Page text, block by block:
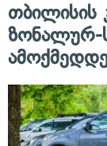
თბილისის
ზონალურ-